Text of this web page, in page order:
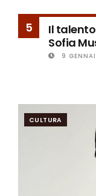
5
Il
Sofia
9
CULTURA